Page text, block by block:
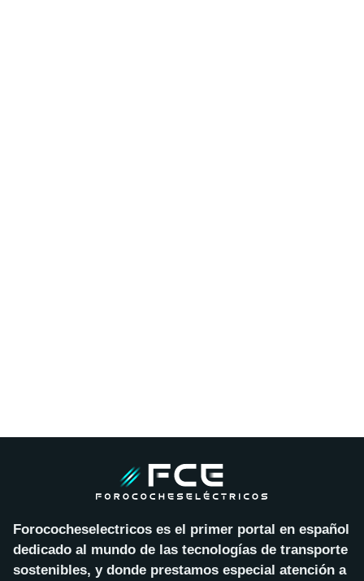
Forococheselectricos es el primer portal en español
dedicado al mundo de las tecnologías de transporte
sostenibles, y donde prestamos especial atención a